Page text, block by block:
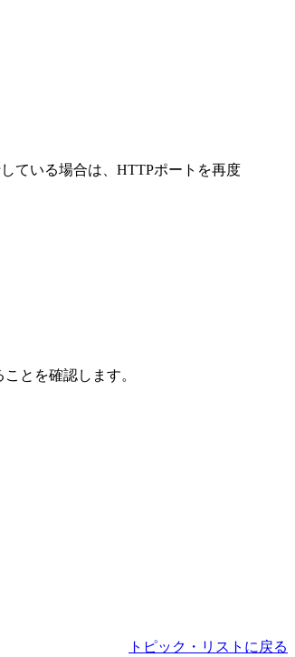
ている場合は、HTTPポートを再度
とを確認します。
トピック・リストに戻る